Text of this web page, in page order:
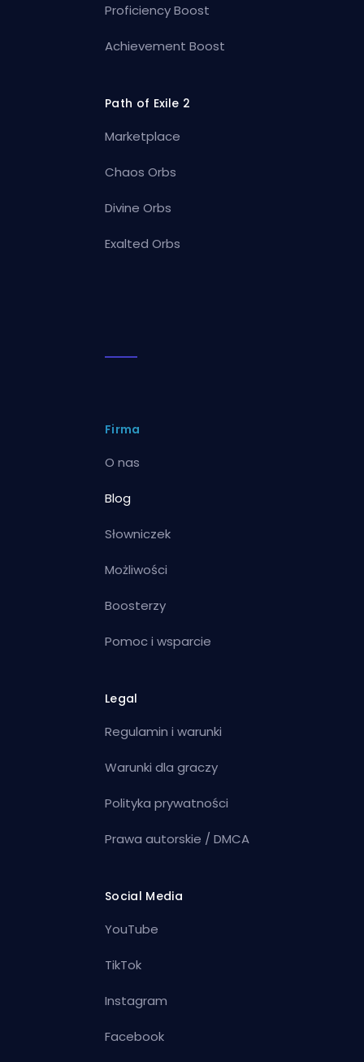
Proficiency Boost
Achievement Boost
Path of Exile 2
Marketplace
Chaos Orbs
Divine Orbs
Exalted Orbs
Firma
O nas
Blog
Słowniczek
Możliwości
Boosterzy
Pomoc i wsparcie
Legal
Regulamin i warunki
Warunki dla graczy
Polityka prywatności
Prawa autorskie / DMCA
Social Media
YouTube
TikTok
Instagram
Facebook